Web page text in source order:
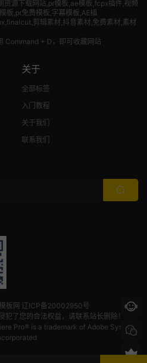
源下载网站,pr模板,ae模板,fcpx插件,视频
板,pr免费模板,字幕模板,AE插
剪辑素材,抖音素材,免费素材,素材
Command + D，即可收藏网站
关于
全部标签
入门教程
关于我们
联系我们
板网 辽ICP备20002950号
犯了您的合法权益，请联系站长删除！
Pro® is a trademark of Adobe Systems